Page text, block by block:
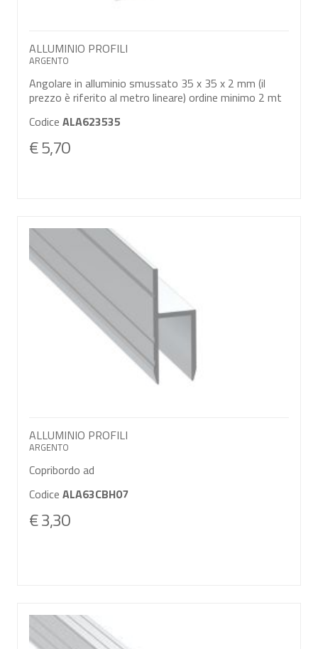
ALLUMINIO PROFILI
ARGENTO
Angolare in alluminio smussato 35 x 35 x 2 mm (il
prezzo è riferito al metro lineare) ordine minimo 2 mt
Codice ALA623535
€ 5,70
ALLUMINIO PROFILI
ARGENTO
Copribordo ad
Codice ALA63CBH07
€ 3,30